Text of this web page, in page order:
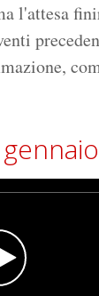
l'attesa